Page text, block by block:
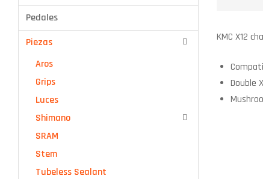
KMC X12
Double
Pedales
Piezas
Aros
Grips
Luces
Shimano
SRAM
Stem
Tubeless Sealant